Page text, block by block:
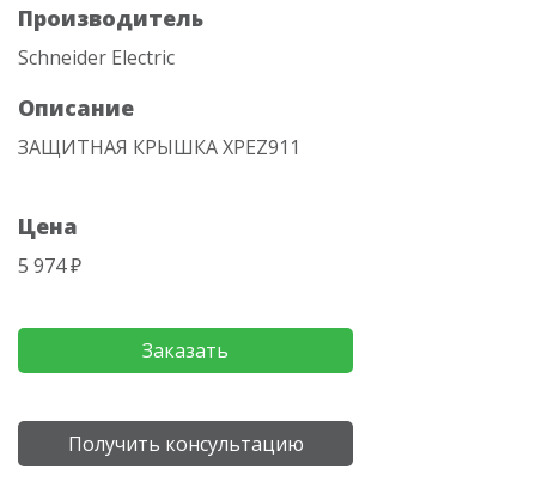
Производитель
Schneider Electric
Описание
ЗАЩИТНАЯ КРЫШКА XPEZ911
Цена
5 974 ₽
Заказать
Получить консультацию